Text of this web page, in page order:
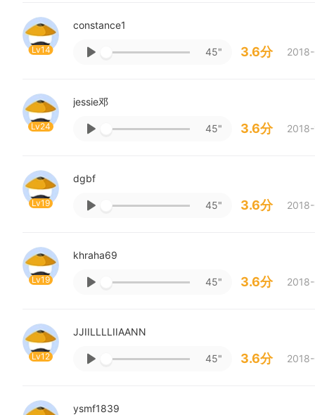
Lv14
constance1
45" 3.6分
Lv24
jessie邓
45" 3.6分
Lv19
dgbf
45" 3.6分
Lv19
khraha69
45" 3.6分
Lv12
JJIILLLLIIAANN
45" 3.6分
ysmf1839